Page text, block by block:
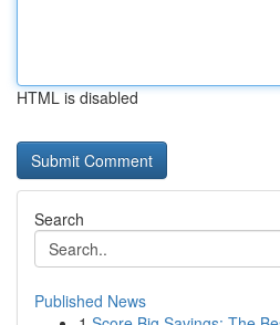
HTML is disabled
Search
Published News